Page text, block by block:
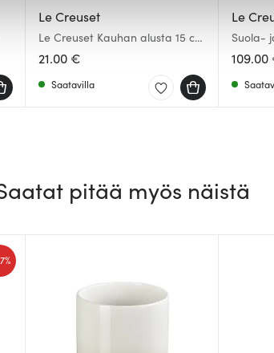
jaamme sosiaalisen median, mainosalan ja
sivustoamme. Kumppanimme voivat
Le Creuset
Le Creuset Kauhan alusta 15 cm
Black
21.00 €
Saatavilla
Le
Suola-
109.00
pitää myös näistä